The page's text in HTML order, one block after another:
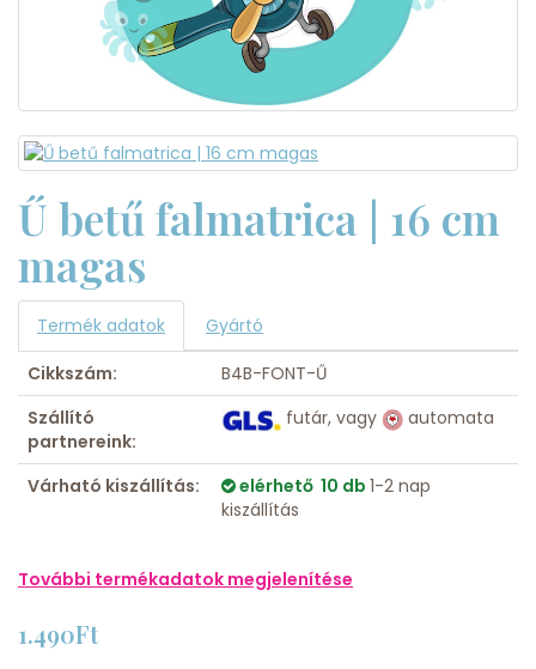
Ű betű falmatrica | 16 cm
magas
Termék adatok
Gyártó
Cikkszám:
B4B-FONT-Ű
Szállító
partnereink:
futár, vagy automata
Várható kiszállítás: elérhető 10 db 1-2 nap
kiszállítás
További termékadatok megjelenítése
1.490Ft